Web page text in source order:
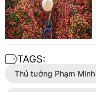
TAGS:
Thủ tướng Phạm